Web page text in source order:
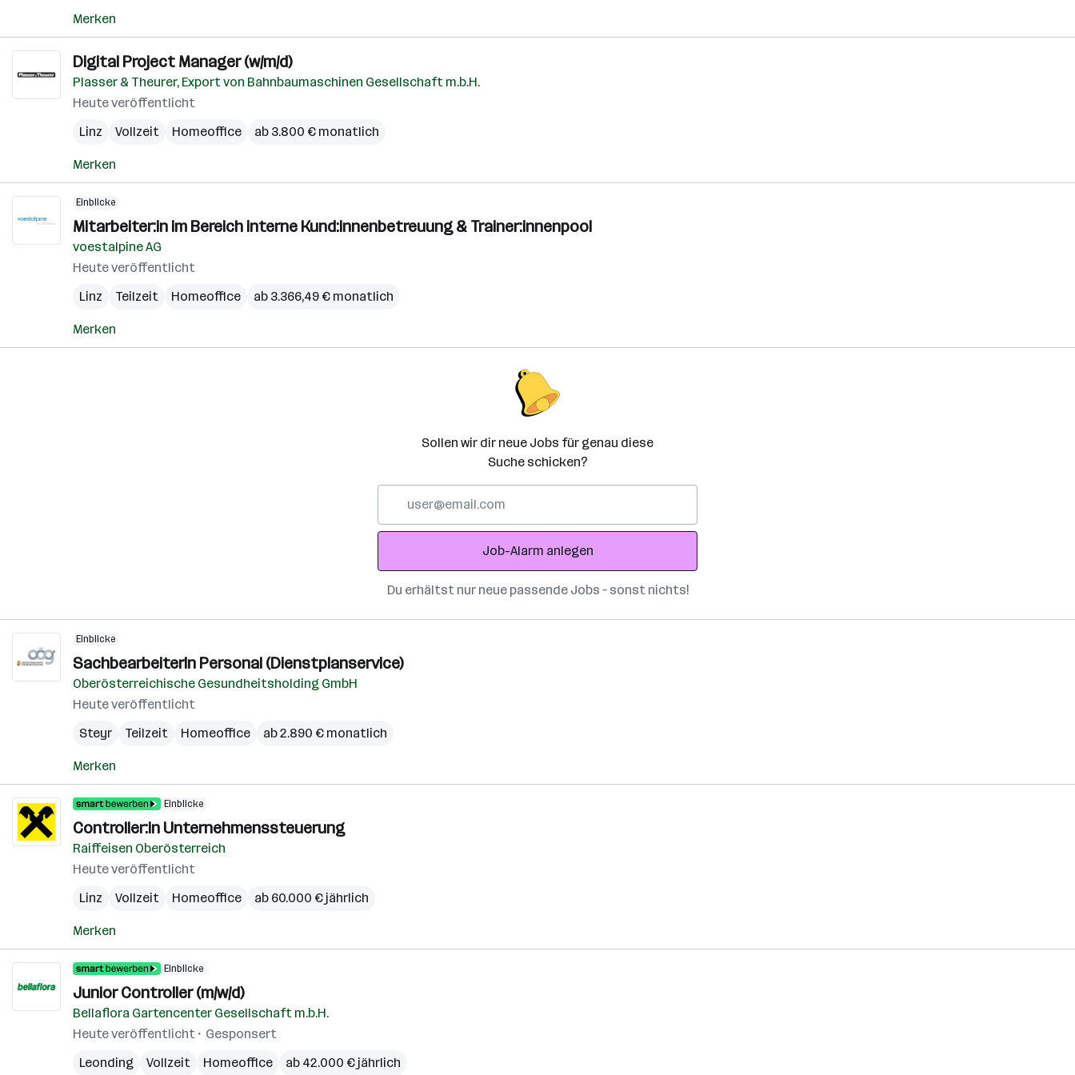
Merken
Digital Project Manager (w/m/d)
Plasser & Theurer, Export von Bahnbaumaschinen Gesellschaft m.b.H.
Heute veröffentlicht
Linz
Vollzeit Homeoffice ab 3.800 € monatlich
Merken
Einblicke
Mitarbeiter:in im Bereich interne Kund:innenbetreuung & Trainer:innenpool
voestalpine AG
Heute veröffentlicht
Linz
Teilzeit Homeoffice ab 3.366,49 € monatlich
Merken
Sollen wir dir neue Jobs für genau diese
Suche schicken?
Adresse
Job-Alarm anlegen
Du erhältst nur neue passende Jobs – sonst nichts!
Einblicke
SachbearbeiterIn Personal (Dienstplanservice)
Oberösterreichische Gesundheitsholding GmbH
Heute veröffentlicht
Steyr
Teilzeit Homeoffice ab 2.890 € monatlich
Merken
Einblicke
Controller:in Unternehmenssteuerung
Raiffeisen Oberösterreich
Heute veröffentlicht
Linz
Vollzeit Homeoffice ab 60.000 € jährlich
Merken
Einblicke
Junior Controller (m/w/d)
Bellaflora Gartencenter Gesellschaft m.b.H.
Heute veröffentlicht
Gesponsert
Leonding
Vollzeit Homeoffice ab 42.000 € jährlich